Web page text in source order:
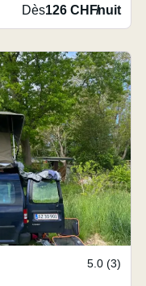
Dès126 CHF/nuit
5.0 (3)